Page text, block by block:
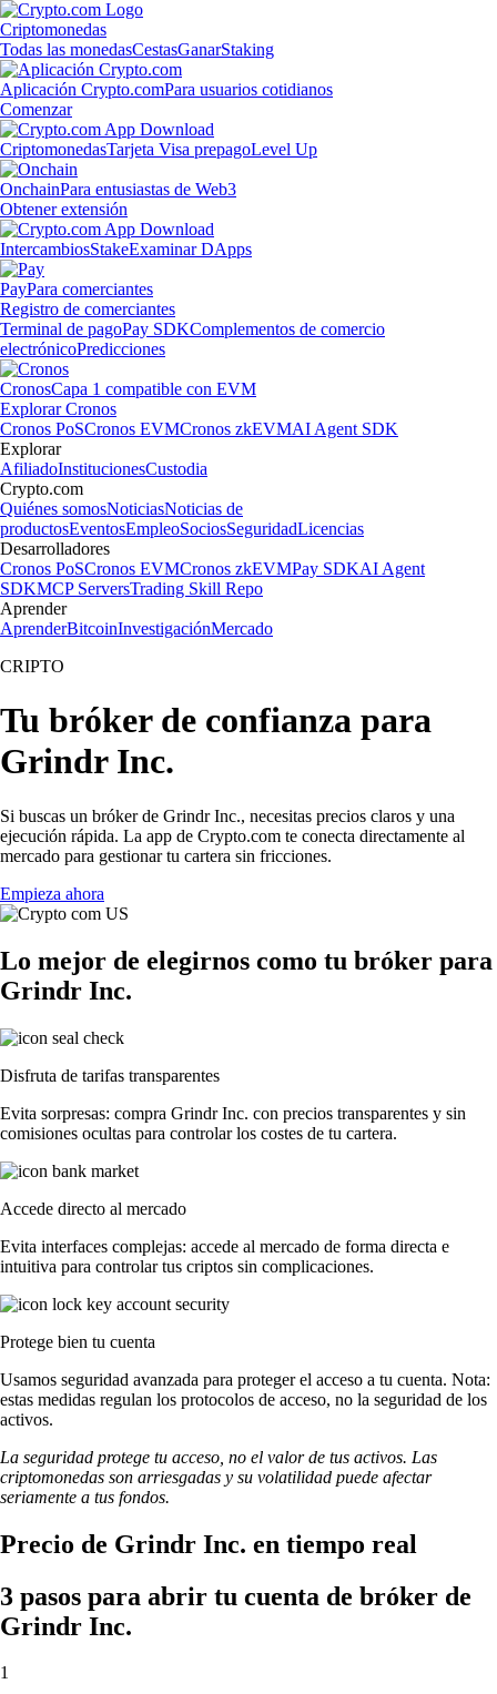
Criptomonedas
Todas las monedasCestasGanarStaking
Aplicación Crypto.comPara usuarios cotidianos
Comenzar
CriptomonedasTarjeta Visa prepagoLevel Up
OnchainPara entusiastas de Web3
Obtener extensión
IntercambiosStakeExaminar DApps
PayPara comerciantes
Registro de comerciantes
Terminal de pagoPay SDKComplementos de comercio
electrónicoPredicciones
CronosCapa 1 compatible con EVM
Explorar Cronos
Cronos PoSCronos EVMCronos zkEVMAI Agent SDK
Explorar
AfiliadoInstitucionesCustodia
Crypto.com
Quiénes somosNoticiasNoticias de
productosEventosEmpleoSociosSeguridadLicencias
Desarrolladores
Cronos PoSCronos EVMCronos zkEVMPay SDKAI Agent
SDKMCP ServersTrading Skill Repo
Aprender
AprenderBitcoinInvestigaciónMercado
CRIPTO
Tu bróker de confianza para
Grindr Inc.
Si buscas un bróker de Grindr Inc., necesitas precios claros y una
ejecución rápida. La app de Crypto.com te conecta directamente al
mercado para gestionar tu cartera sin fricciones.
Empieza ahora
Lo mejor de elegirnos como tu bróker para
Grindr Inc.
Disfruta de tarifas transparentes
Evita sorpresas: compra Grindr Inc. con precios transparentes y sin
comisiones ocultas para controlar los costes de tu cartera.
Accede directo al mercado
Evita interfaces complejas: accede al mercado de forma directa e
intuitiva para controlar tus criptos sin complicaciones.
Protege bien tu cuenta
Usamos seguridad avanzada para proteger el acceso a tu cuenta. Nota:
estas medidas regulan los protocolos de acceso, no la seguridad de los
activos.
La seguridad protege tu acceso, no el valor de tus activos. Las
criptomonedas son arriesgadas y su volatilidad puede afectar
seriamente a tus fondos.
Precio de Grindr Inc. en tiempo real
3 pasos para abrir tu cuenta de bróker de
Grindr Inc.
1